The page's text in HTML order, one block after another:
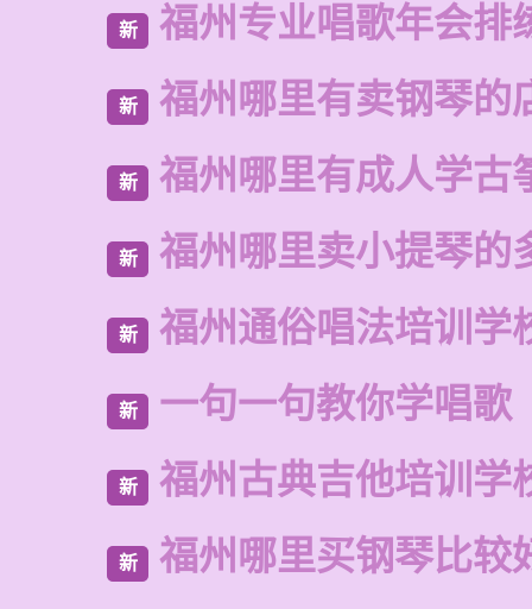
新 福州专业唱歌年会排
新 福州哪里有卖钢琴的
新 福州哪里有成人学古
新 福州哪里卖小提琴的
新 福州通俗唱法培训学
新 一句一句教你学唱歌
新 福州古典吉他培训学
新 福州哪里买钢琴比较